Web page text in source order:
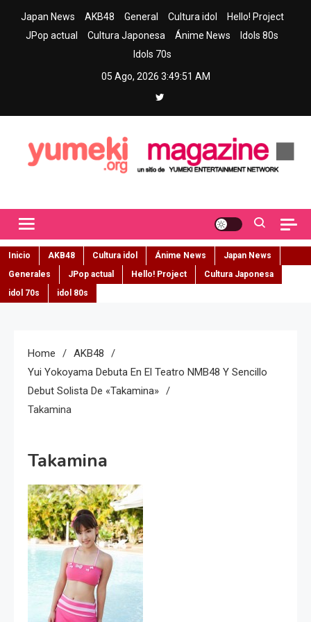
Japan News AKB48 General Cultura idol
Hello! Project
JPop actual
Cultura Japonesa Ánime News
Idols 80s
Idols 70s
05 Ago, 2026 3:49:52 AM
Inicio AKB48 Cultura idol Ánime News
Japan News
Generales
JPop actual Hello! Project
Cultura Japonesa
idol 70s
idol 80s
Home
AKB48
Yui Yokoyama Debuta En El Teatro NMB48 Y Sencillo
Debut Solista De «Takamina»
Takamina
Takamina